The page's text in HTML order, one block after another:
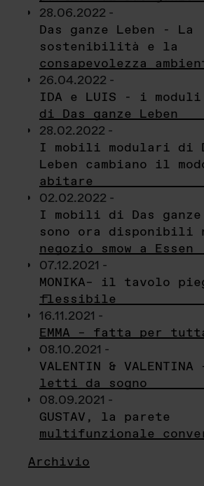
28.06.2022 -
Das ganze Leben - La
sostenibilità e la
consapevolezza
26.04.2022 -
IDA e LUIS - i moduli
di Das ganze Leben
28.02.2022 -
I mobili modulari di
Leben cambiano il
abitare
02.02.2022 -
I mobili di Das ganze
sono ora disponibili
negozio smow a Essen
07.12.2021 -
MONIKA– il tavolo
flessibile
16.11.2021 -
EMMA – fatta per
08.10.2021 -
VALENTIN &
letti da sogno
08.09.2021 -
GUSTAV, la parete
multifunzionale
Archivio